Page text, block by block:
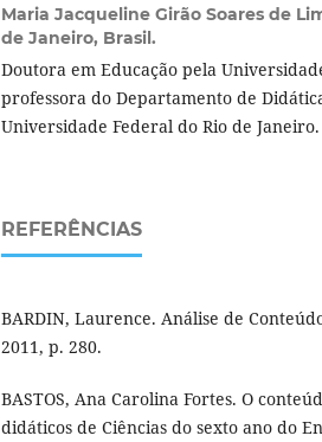
Maria Jacqueline Girão Soares de
de Janeiro, Brasil.
Doutora em Educação pela
professora do Departamento de
Universidade Federal do Rio de Janeiro.
REFERÊNCIAS
BARDIN, Laurence. Análise de
2011, p. 280.
BASTOS, Ana Carolina Fortes. O
didáticos de Ciências do sexto ano do